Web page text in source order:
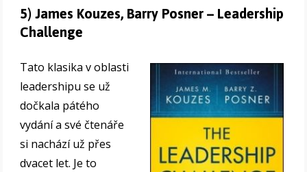
5) James Kouzes, Barry Posner – Leadership
Challenge
Tato klasika v oblasti
leadershipu se už
dočkala pátého
vydání a své čtenáře
si nachází už přes
dvacet let. Je to